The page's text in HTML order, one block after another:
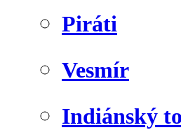
Piráti
Vesmír
Indiánský